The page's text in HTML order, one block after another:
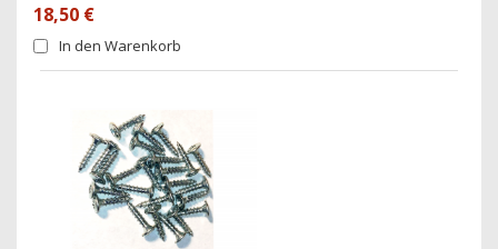
18,50 €
In den Warenkorb